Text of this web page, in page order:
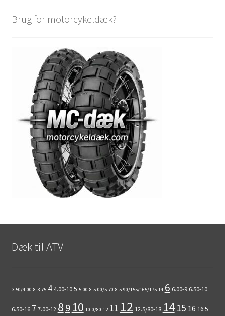
Brug for motorcykeldæk?
Dæk til ATV
3.50/4.00-8 3.75 4 4.00-10 5 5.00-8 5.00/5.70-8 5.90/155/165/175-14 6 6.00-9 6.50-10
6.50-16 7 7.00-12 89 10 10.0/80-12 11 12 12.5/80-18 14 15 16 16.5